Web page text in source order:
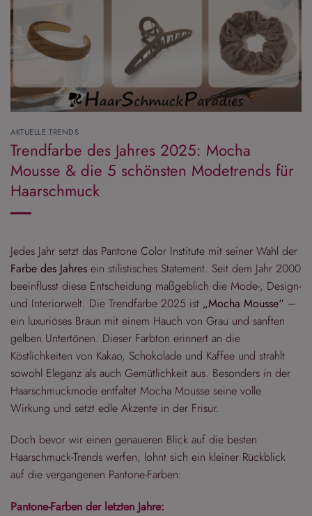
AKTUELLE TRENDS
Trendfarbe des Jahres 2025: Mocha
Mousse & die 5 schönsten Modetrends für
Haarschmuck
Jedes Jahr setzt das Pantone Color Institute mit seiner Wahl der
Farbe des Jahres ein stilistisches Statement. Seit dem Jahr 2000
beeinflusst diese Entscheidung maßgeblich die Mode-, Design-
und Interiorwelt. Die Trendfarbe 2025 ist „Mocha Mousse“ –
ein luxuriöses Braun mit einem Hauch von Grau und sanften
gelben Untertönen. Dieser Farbton erinnert an die
Köstlichkeiten von Kakao, Schokolade und Kaffee und strahlt
sowohl Eleganz als auch Gemütlichkeit aus. Besonders in der
Haarschmuckmode entfaltet Mocha Mousse seine volle
Wirkung und setzt edle Akzente in der Frisur.
Doch bevor wir einen genaueren Blick auf die besten
Haarschmuck-Trends werfen, lohnt sich ein kleiner Rückblick
auf die vergangenen Pantone-Farben:
Pantone-Farben der letzten Jahre: